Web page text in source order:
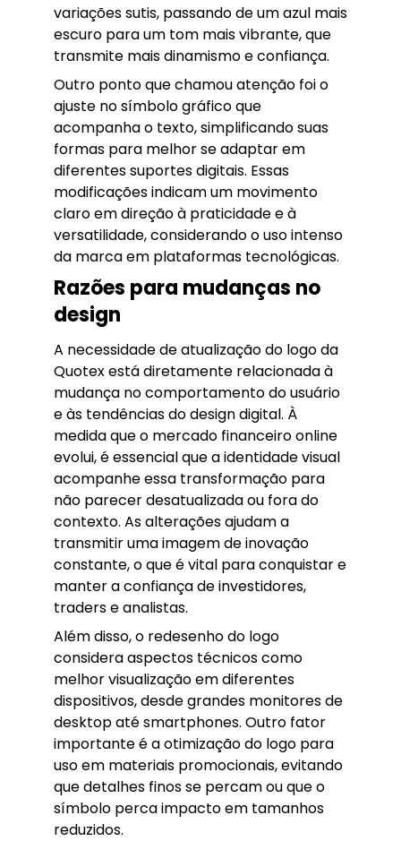
variações sutis, passando de um azul mais
escuro para um tom mais vibrante, que
transmite mais dinamismo e confiança.
Outro ponto que chamou atenção foi o
ajuste no símbolo gráfico que
acompanha o texto, simplificando suas
formas para melhor se adaptar em
diferentes suportes digitais. Essas
modificações indicam um movimento
claro em direção à praticidade e à
versatilidade, considerando o uso intenso
da marca em plataformas tecnológicas.
Razões para mudanças no
design
A necessidade de atualização do logo da
Quotex está diretamente relacionada à
mudança no comportamento do usuário
e às tendências do design digital. À
medida que o mercado financeiro online
evolui, é essencial que a identidade visual
acompanhe essa transformação para
não parecer desatualizada ou fora do
contexto. As alterações ajudam a
transmitir uma imagem de inovação
constante, o que é vital para conquistar e
manter a confiança de investidores,
traders e analistas.
Além disso, o redesenho do logo
considera aspectos técnicos como
melhor visualização em diferentes
dispositivos, desde grandes monitores de
desktop até smartphones. Outro fator
importante é a otimização do logo para
uso em materiais promocionais, evitando
que detalhes finos se percam ou que o
símbolo perca impacto em tamanhos
reduzidos.